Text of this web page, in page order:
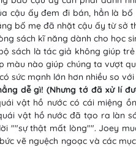
cậu ấy đem đi bán, hẳn là
bố mẹ đã nhặt cậu ấy từ sở
sách kĩ năng dành cho học
sách là tác giả không giúp
màu nào giúp chúng ta vượt
sức mạnh lớn hơn nhiều so
dễ gì! (Nhưng tớ đã xử lí
vật hồ nước có cái miệng
vật hồ nước đã tạo ra làn
""sự thật mất lòng"". Joey
vẽ nguệch ngoạc và các